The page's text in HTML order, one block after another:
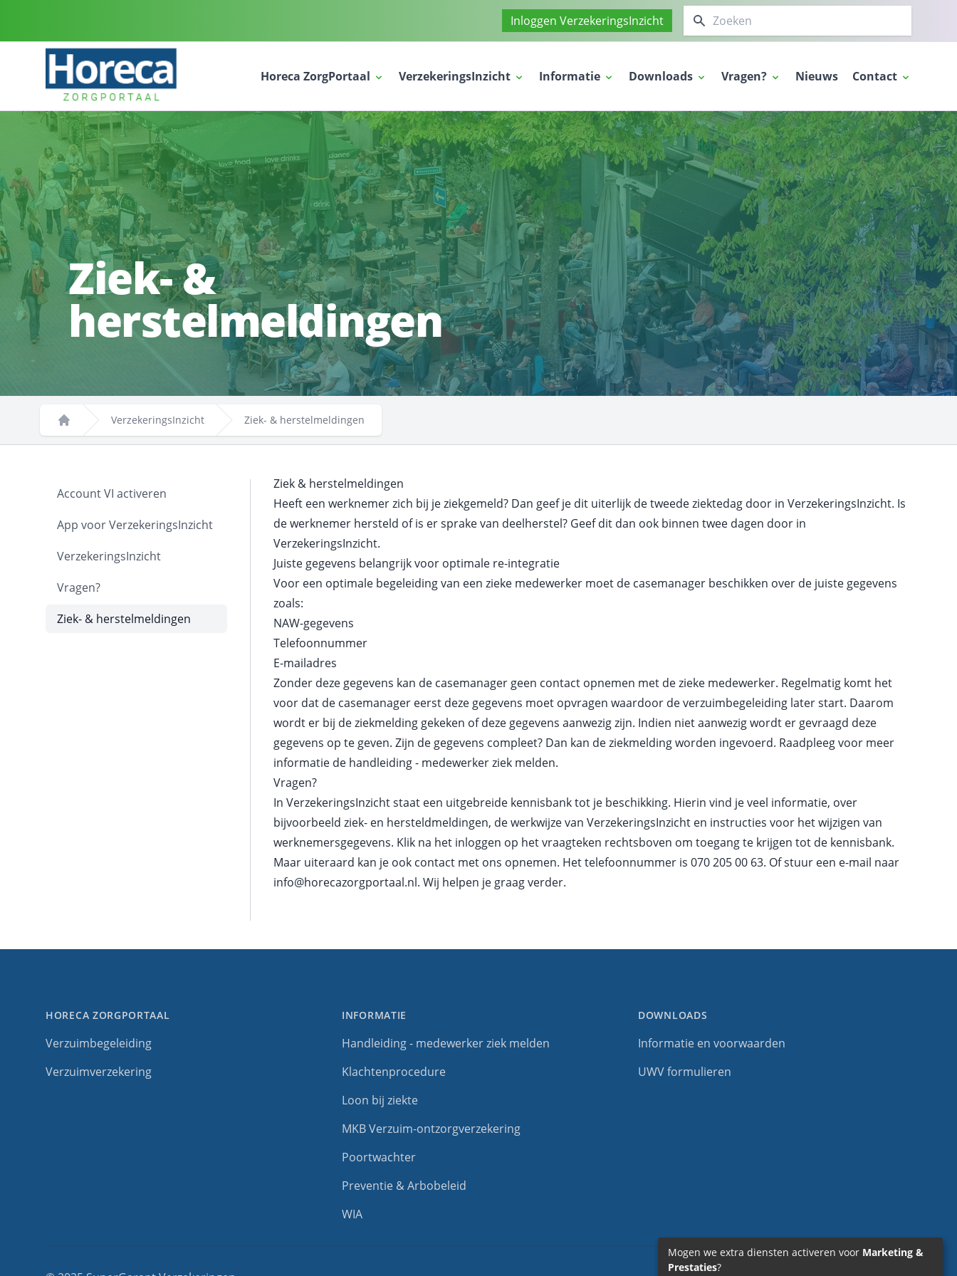
Inloggen VerzekeringsInzicht Zoeken
Horeca ZorgPortaal VerzekeringsInzicht Informatie Downloads Vragen? Nieuws Contact
Ziek- &
herstelmeldingen
Home
VerzekeringsInzicht Ziek- & herstelmeldingen
Ziek & herstelmeldingen
Heeft een werknemer zich bij je ziekgemeld? Dan geef je dit uiterlijk de tweede ziektedag door in VerzekeringsInzicht. Is
de werknemer hersteld of is er sprake van deelherstel? Geef dit dan ook binnen twee dagen door in
VerzekeringsInzicht.
Juiste gegevens belangrijk voor optimale re-integratie
Voor een optimale begeleiding van een zieke medewerker moet de casemanager beschikken over de juiste gegevens
zoals:
NAW-gegevens
Telefoonnummer
E-mailadres
Zonder deze gegevens kan de casemanager geen contact opnemen met de zieke medewerker. Regelmatig komt het
voor dat de casemanager eerst deze gegevens moet opvragen waardoor de verzuimbegeleiding later start. Daarom
wordt er bij de ziekmelding gekeken of deze gegevens aanwezig zijn. Indien niet aanwezig wordt er gevraagd deze
gegevens op te geven. Zijn de gegevens compleet? Dan kan de ziekmelding worden ingevoerd. Raadpleeg voor meer
informatie de handleiding - medewerker ziek melden.
Vragen?
In VerzekeringsInzicht staat een uitgebreide kennisbank tot je beschikking. Hierin vind je veel informatie, over
bijvoorbeeld ziek- en hersteldmeldingen, de werkwijze van VerzekeringsInzicht en instructies voor het wijzigen van
werknemersgegevens. Klik na het inloggen op het vraagteken rechtsboven om toegang te krijgen tot de kennisbank.
Maar uiteraard kan je ook contact met ons opnemen. Het telefoonnummer is 070 205 00 63. Of stuur een e-mail naar
info@horecazorgportaal.nl. Wij helpen je graag verder.
Account VI activeren
App voor VerzekeringsInzicht
VerzekeringsInzicht
Vragen?
Ziek- & herstelmeldingen
HORECA ZORGPORTAAL
Verzuimbegeleiding
Verzuimverzekering
INFORMATIE
Handleiding - medewerker ziek melden
Klachtenprocedure
Loon bij ziekte
MKB Verzuim-ontzorgverzekering
Poortwachter
Preventie & Arbobeleid
WIA
DOWNLOADS
Informatie en voorwaarden
UWV formulieren
Mogen we extra diensten activeren voor Marketing &
Prestaties?